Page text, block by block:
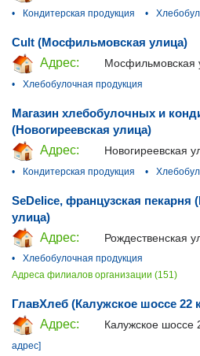
•
Кондитерская продукция •
Cult (Мосфильмовская улица)
Адрес:
Мосфильмовская
•
Хлебобулочная продукция
Магазин хлебобулочных и
(Новогиреевская улица)
Адрес:
Новогиреевская
•
Кондитерская продукция •
SeDelice, французская пекарня
улица)
Адрес:
Рождественская
•
Хлебобулочная продукция
Адреса филиалов организации (151)
ГлавХлеб (Калужское шоссе 22
Адрес:
Калужское шоссе
адрес]